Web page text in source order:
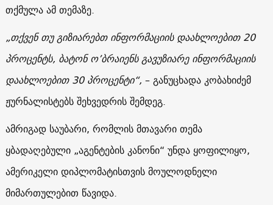
თქმულა ამ თემაზე.
„თქვენ თუ გიზიარებთ ინფორმაციის დაახლოებით 20
პროცენტს, ბატონ ო’ბრაიენს გავუზიარე ინფორმაციის
დაახლოებით 30 პროცენტი“, – განუცხადა კობახიძემ
ჟურნალისტებს შეხვედრის შემდეგ.
ამრიგად საუბარი, რომლის მთავარი თემა
ყბადაღებული „აგენტების კანონი“ უნდა ყოფილიყო,
ამერიკელი დიპლომატისთვის მოულოდნელი
მიმართულებით წავიდა.